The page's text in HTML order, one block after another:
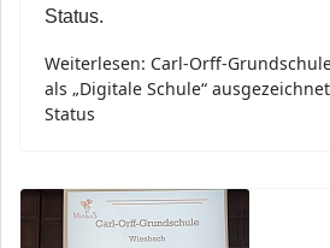
Status.
Weiterlesen: Carl-Orff-
als „Digitale Schule“
Status